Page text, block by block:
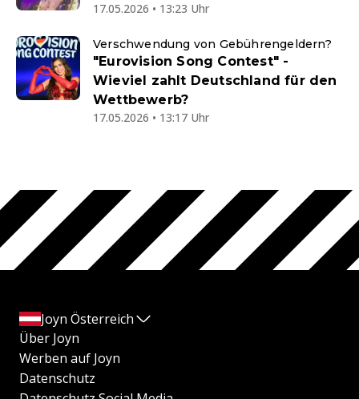
17.05.2026 • 13:23 Uhr
Verschwendung von Gebührengeldern?
"Eurovision Song Contest" -
Wieviel zahlt Deutschland für den
Wettbewerb?
17.05.2026 • 13:17 Uhr
Joyn Österreich
Über Joyn
Werben auf Joyn
Datenschutz